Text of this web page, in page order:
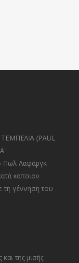
(PAUL
Πωλ Λαφάργκ
κάποιον
τη γέννηση του
της μισής